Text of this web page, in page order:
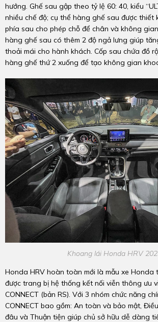
hướng. Ghế sau gập theo tỷ lệ 60: 40, kiểu
nhiều chế độ; cụ thể hàng ghế sau được thiết
phía sau cho phép chỗ để chân và không
hàng ghế sau có thêm 2 độ ngả lưng giúp
thoải mái cho hành khách. Cốp sau chứa đồ
hàng ghế thứ 2 xuống để tạo không gian
Khoang lái Honda HRV
Honda HRV hoàn toàn mới là mẫu xe Honda
được trang bị hệ thống kết nối viễn thông ưu
CONNECT (bản RS). Với 3 nhóm chức năng
CONNECT bao gồm: An toàn và bảo mật,
đâu và Thuận tiện giúp chủ sở hữu dễ dàng